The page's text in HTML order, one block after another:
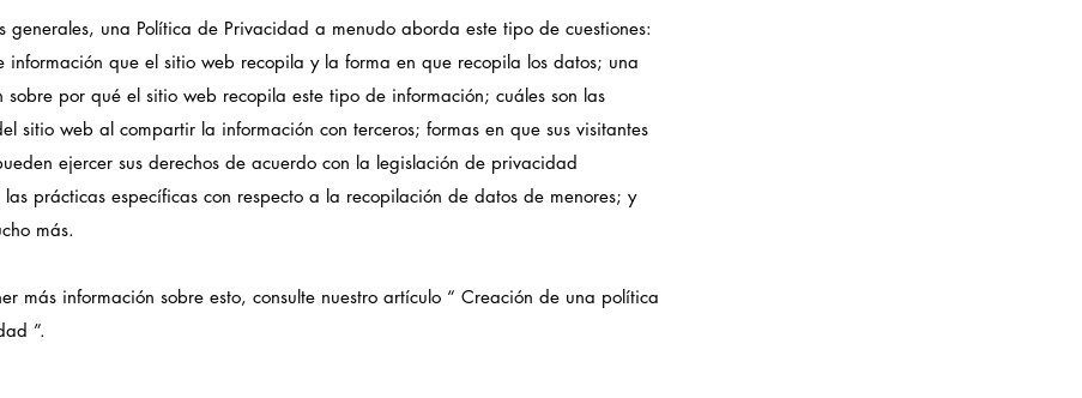
generales, una Política de Privacidad a menudo aborda este tipo de cuestiones:
información que el sitio web recopila y la forma en que recopila los datos; una
sobre por qué el sitio web recopila este tipo de información; cuáles son las
sitio web al compartir la información con terceros; formas en que sus visitantes
ejercer sus derechos de acuerdo con la legislación de privacidad
las prácticas específicas con respecto a la recopilación de datos de menores; y
más.
más información sobre esto, consulte nuestro artículo “ Creación de una política
”.